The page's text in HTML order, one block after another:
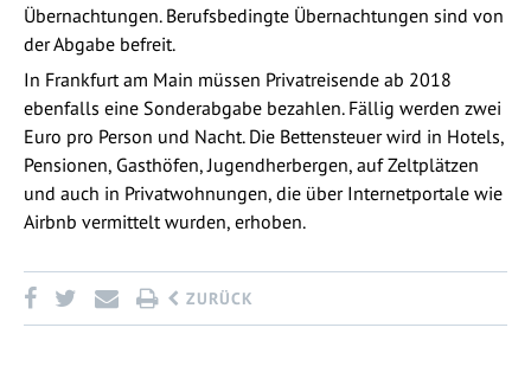
Übernachtungen. Berufsbedingte Übernachtungen sind von
der Abgabe befreit.
In Frankfurt am Main müssen Privatreisende ab 2018
ebenfalls eine Sonderabgabe bezahlen. Fällig werden zwei
Euro pro Person und Nacht. Die Bettensteuer wird in Hotels,
Pensionen, Gasthöfen, Jugendherbergen, auf Zeltplätzen
und auch in Privatwohnungen, die über Internetportale wie
Airbnb vermittelt wurden, erhoben.
ZURÜCK